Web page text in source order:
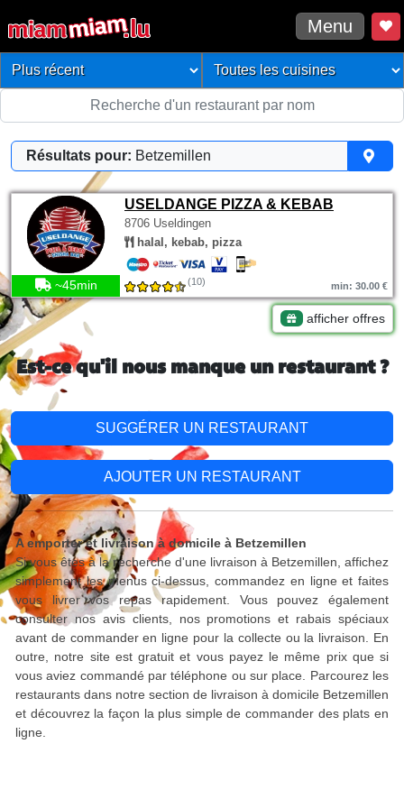
Menu
Résultats pour: Betzemillen
USELDANGE PIZZA & KEBAB
8706 Useldingen
halal, kebab, pizza
~45min (10) min: 30.00 €
afficher offres
Est-ce qu'il nous manque un restaurant ?
SUGGÉRER UN RESTAURANT
AJOUTER UN RESTAURANT
A emporter et livraison à domicile à Betzemillen
Si vous êtes à la recherche d'une livraison à Betzemillen, affichez
simplement les menus ci-dessus, commandez en ligne et faites
vous livrer vos repas rapidement. Vous pouvez également
consulter nos avis clients, nos promotions et rabais spéciaux
avant de commander en ligne pour la collecte ou la livraison. En
outre, notre site est gratuit et vous payez le même prix que si
vous aviez commandé par téléphone ou sur place. Parcourez les
restaurants dans notre section de livraison à domicile Betzemillen
et découvrez la façon la plus simple de commander des plats en
ligne.